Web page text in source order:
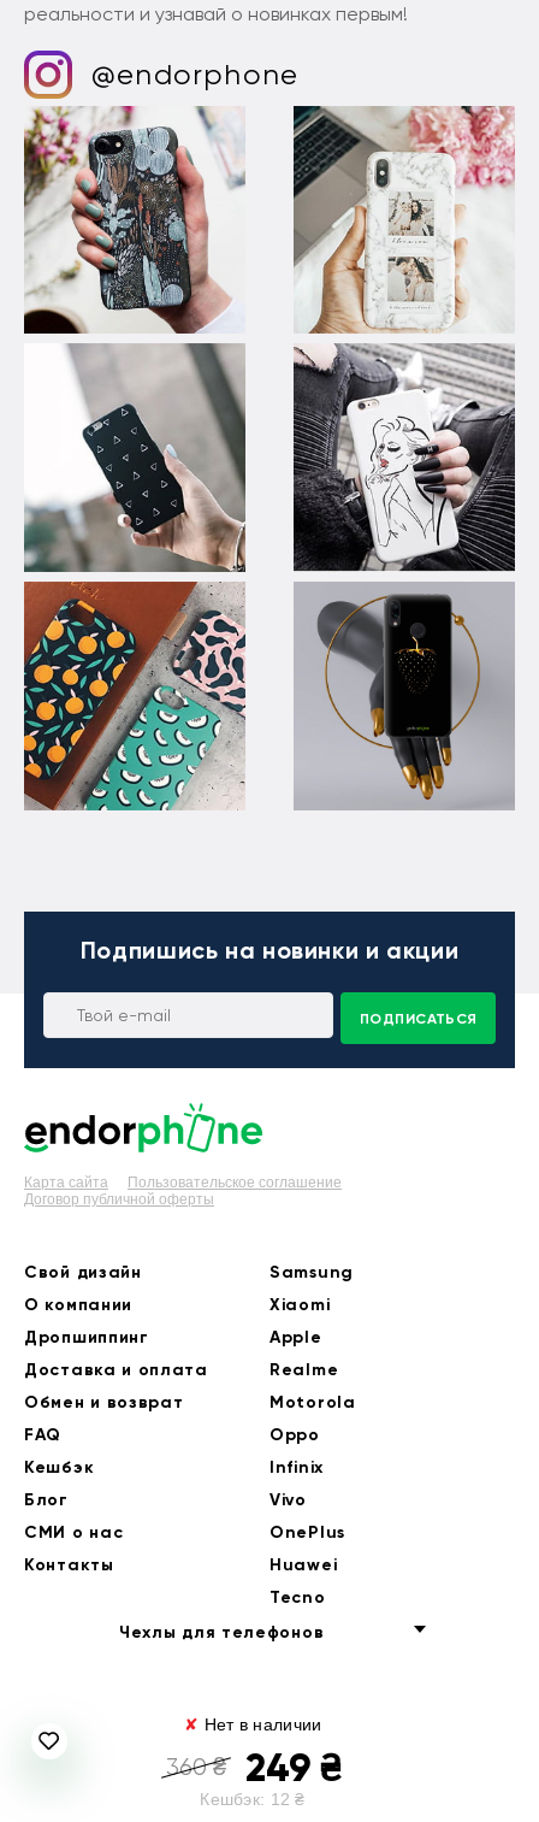
✘ Нет в наличии
360₴ 249 ₴
Кешбэк: 12 ₴
реальности и узнавай о новинках первым!
@endorphone
Подпишись на новинки и акции
ПОДПИСАТЬСЯ
Карта сайта
Пользовательское соглашение
Договор публичной оферты
Свой дизайн
О компании
Дропшиппинг
Доставка и оплата
Обмен и возврат
FAQ
Кешбэк
Блог
СМИ о нас
Контакты
Samsung
Xiaomi
Apple
Realme
Motorola
Oppo
Infinix
Vivo
OnePlus
Huawei
Tecno
Чехлы для телефонов